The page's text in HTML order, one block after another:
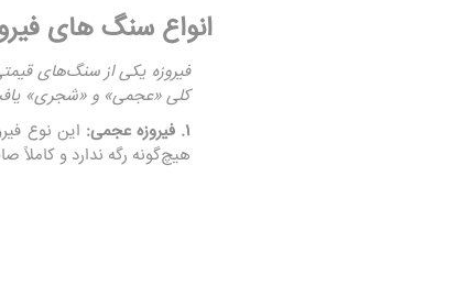
انواع سنگ های
فیروزه یکی از سنگ‌های
کلی «عجمی» و «شجری»
۱. فیروزه عجمی:
این نوع
هیچ‌گونه رگه ندارد و